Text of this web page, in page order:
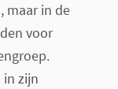
maar in de
voor
zijn